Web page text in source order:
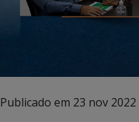
Publicado em 23 nov 2022